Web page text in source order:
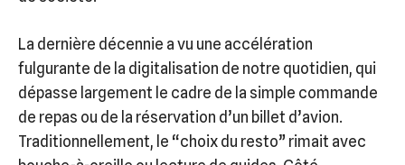
La dernière décennie a vu une accélération
fulgurante de la digitalisation de notre quotidien, qui
dépasse largement le cadre de la simple commande
de repas ou de la réservation d’un billet d’avion.
Traditionnellement, le “choix du resto” rimait avec